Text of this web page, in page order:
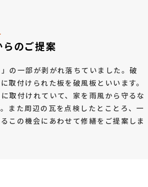
のご提案
の一部が剥がれ落ちていました。破
取付けられた板を破風板といいます。
取付けれていて、家を雨風から守るな
また周辺の瓦を点検したとことろ、一
この機会にあわせて修繕をご提案しま